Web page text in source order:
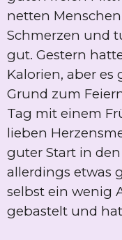
netten
Schmerzen und
gut. Gestern
Kalorien, aber es
Grund zum
Tag mit einem
lieben
guter Start in
allerdings etwas
selbst ein wenig
gebastelt und